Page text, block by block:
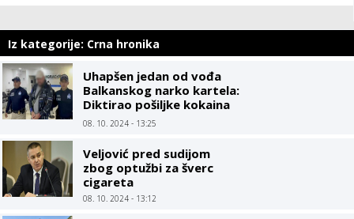
Iz kategorije: Crna hronika
Uhapšen jedan od vođa
Balkanskog narko kartela:
Diktirao pošiljke kokaina
do luka u Evropi
08. 10. 2024 - 13:25
Veljović pred sudijom
zbog optužbi za šverc
cigareta
08. 10. 2024 - 13:12